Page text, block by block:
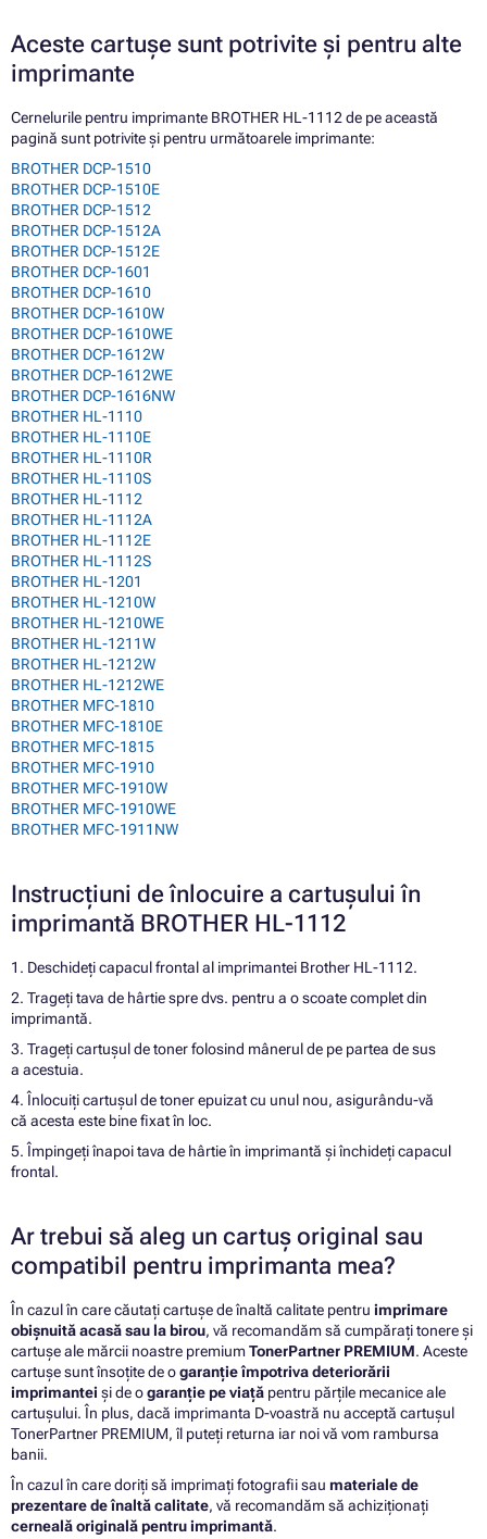
Aceste cartușe sunt potrivite și pentru alte
imprimante
Cernelurile pentru imprimante BROTHER HL-1112 de pe această
pagină sunt potrivite și pentru următoarele imprimante:
BROTHER DCP-1510
BROTHER DCP-1510E
BROTHER DCP-1512
BROTHER DCP-1512A
BROTHER DCP-1512E
BROTHER DCP-1601
BROTHER DCP-1610
BROTHER DCP-1610W
BROTHER DCP-1610WE
BROTHER DCP-1612W
BROTHER DCP-1612WE
BROTHER DCP-1616NW
BROTHER HL-1110
BROTHER HL-1110E
BROTHER HL-1110R
BROTHER HL-1110S
BROTHER HL-1112
BROTHER HL-1112A
BROTHER HL-1112E
BROTHER HL-1112S
BROTHER HL-1201
BROTHER HL-1210W
BROTHER HL-1210WE
BROTHER HL-1211W
BROTHER HL-1212W
BROTHER HL-1212WE
BROTHER MFC-1810
BROTHER MFC-1810E
BROTHER MFC-1815
BROTHER MFC-1910
BROTHER MFC-1910W
BROTHER MFC-1910WE
BROTHER MFC-1911NW
Instrucțiuni de înlocuire a cartușului în
imprimantă BROTHER HL-1112
1. Deschideți capacul frontal al imprimantei Brother HL-1112.
2. Trageți tava de hârtie spre dvs. pentru a o scoate complet din
imprimantă.
3. Trageți cartușul de toner folosind mânerul de pe partea de sus
a acestuia.
4. Înlocuiți cartușul de toner epuizat cu unul nou, asigurându-vă
că acesta este bine fixat în loc.
5. Împingeți înapoi tava de hârtie în imprimantă și închideți capacul
frontal.
Ar trebui să aleg un cartuș original sau
compatibil pentru imprimanta mea?
În cazul în care căutați cartușe de înaltă calitate pentru imprimare
obișnuită acasă sau la birou, vă recomandăm să cumpărați tonere și
cartușe ale mărcii noastre premiumTonerPartner PREMIUM. Aceste
cartușe sunt însoțite de ogaranție împotriva deteriorării
imprimantei și de ogaranție pe viață pentru părțile mecanice ale
cartușului. În plus, dacă imprimanta D-voastră nu acceptă cartușul
TonerPartner PREMIUM, îl puteți returna iar noi vă vom rambursa
banii.
În cazul în care doriți să imprimați fotografii sau materiale de
prezentare de înaltă calitate, vă recomandăm să achiziționați
cerneală originală pentru imprimantă.